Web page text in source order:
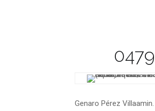
0479
Genaro Pérez